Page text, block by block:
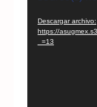
Descargar archivo:
https://
_=13